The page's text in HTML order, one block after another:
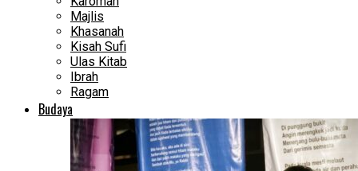
Majlis
Khasanah
Kisah Sufi
Ulas Kitab
Ibrah
Ragam
Budaya